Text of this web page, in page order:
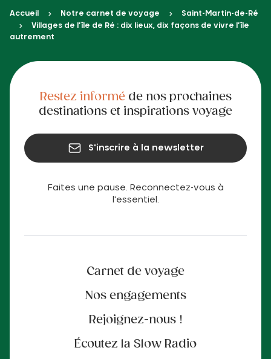
Accueil Notre carnet de voyage
Saint-Martin-de-Ré
Villages de l’île de Ré : dix lieux, dix façons de vivre l’île
autrement
Faites une pause. Reconnectez-vous à
l'essentiel.
Carnet de voyage
Nos engagements
Rejoignez-nous !
Écoutez la Slow Radio
Restez informéde nos prochaines
destinations et inspirations voyage
S'inscrire à la newsletter